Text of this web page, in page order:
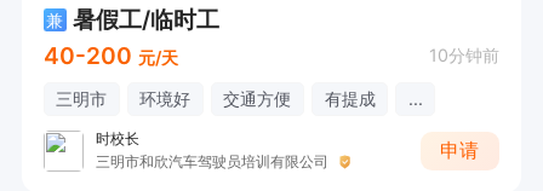
兼 暑假工/临时工
40-200 元/天 10分钟前
三明市 环境好 交通方便 有提成 ...
时校长
三明市和欣汽车驾驶员培训有限公司
申请